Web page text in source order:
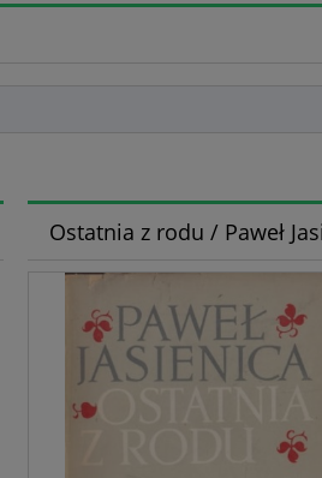
Ostatnia z rodu / Paweł